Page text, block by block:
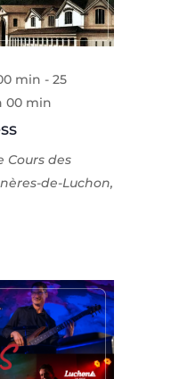
min -25
00 min
Cours des
de-Luchon,